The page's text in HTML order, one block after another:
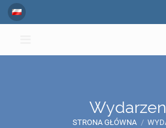
STRONA GŁÓWNA /